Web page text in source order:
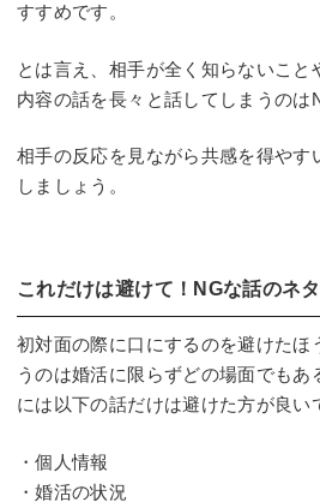
すすめです。
とは言え、相手が全く知らないこと
内容の話を長々と話してしまうのは
相手の反応を見ながら共感を得やす
しましょう。
これだけは避けて！NGな話のネタ
初対面の際に口にするのを避けたほ
うのは婚活に限らずどの場面でもあ
には以下の話だけは避けた方が良い
・個人情報
・婚活の状況